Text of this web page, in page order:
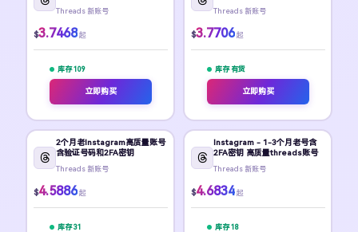
Threads 新账号
$3.7468 起
库存 109
立即购买
Threads 新账号
$3.7706 起
库存 有货
立即购买
2个月老Instagram高质量账号
含验证号码和2FA密钥
Threads 新账号
$4.5886 起
库存 31
Instagram - 1-3个月老号含
2FA密钥 高质量threads账号
Threads 新账号
$4.6834 起
库存 18